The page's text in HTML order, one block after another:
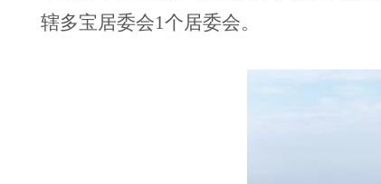
辖多宝居委会1个居委会。